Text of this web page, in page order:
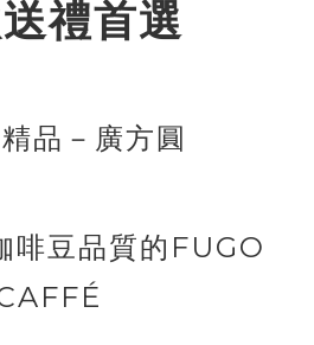
禮首選
品－廣方圓
啡豆品質的FUGO